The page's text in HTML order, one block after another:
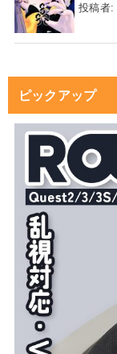
投稿者:
ピックアップ